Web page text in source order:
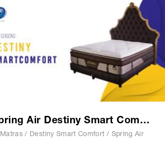
Spring Air Destiny Smart Comfort
Matras / Destiny Smart Comfort / Spring Air